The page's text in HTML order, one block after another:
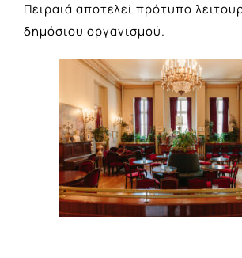
Πειραιά αποτελεί πρότυπο
δημόσιου οργανισμού.